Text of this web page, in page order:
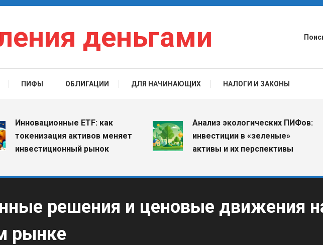
деньгами
ПИФЫ ОБЛИГАЦИИ ДЛЯ НАЧИНАЮЩИХ НАЛОГИ И ЗАКОНЫ
ETF: как
активов меняет
рынок
Анализ экологических ПИФов:
инвестиции в «зеленые»
активы и их перспективы
решения и ценовые движения
рынке